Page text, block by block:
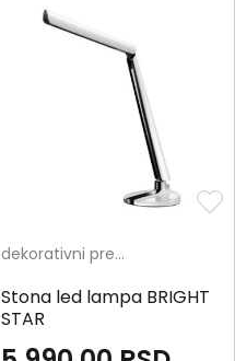
dekorativni predmeti
Stona led lampa BRIGHT
STAR